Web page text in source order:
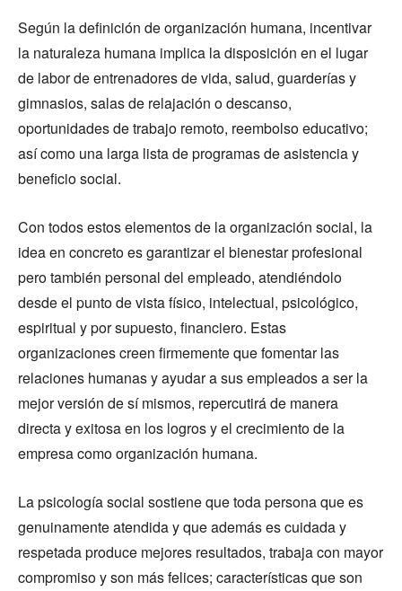
Según la definición de organización humana, incentivar
la naturaleza humana implica la disposición en el lugar
de labor de entrenadores de vida, salud, guarderías y
gimnasios, salas de relajación o descanso,
oportunidades de trabajo remoto, reembolso educativo;
así como una larga lista de programas de asistencia y
beneficio social.
Con todos estos elementos de la organización social, la
idea en concreto es garantizar el bienestar profesional
pero también personal del empleado, atendiéndolo
desde el punto de vista físico, intelectual, psicológico,
espiritual y por supuesto, financiero. Estas
organizaciones creen firmemente que fomentar las
relaciones humanas y ayudar a sus empleados a ser la
mejor versión de sí mismos, repercutirá de manera
directa y exitosa en los logros y el crecimiento de la
empresa como organización humana.
La psicología social sostiene que toda persona que es
genuinamente atendida y que además es cuidada y
respetada produce mejores resultados, trabaja con mayor
compromiso y son más felices; características que son